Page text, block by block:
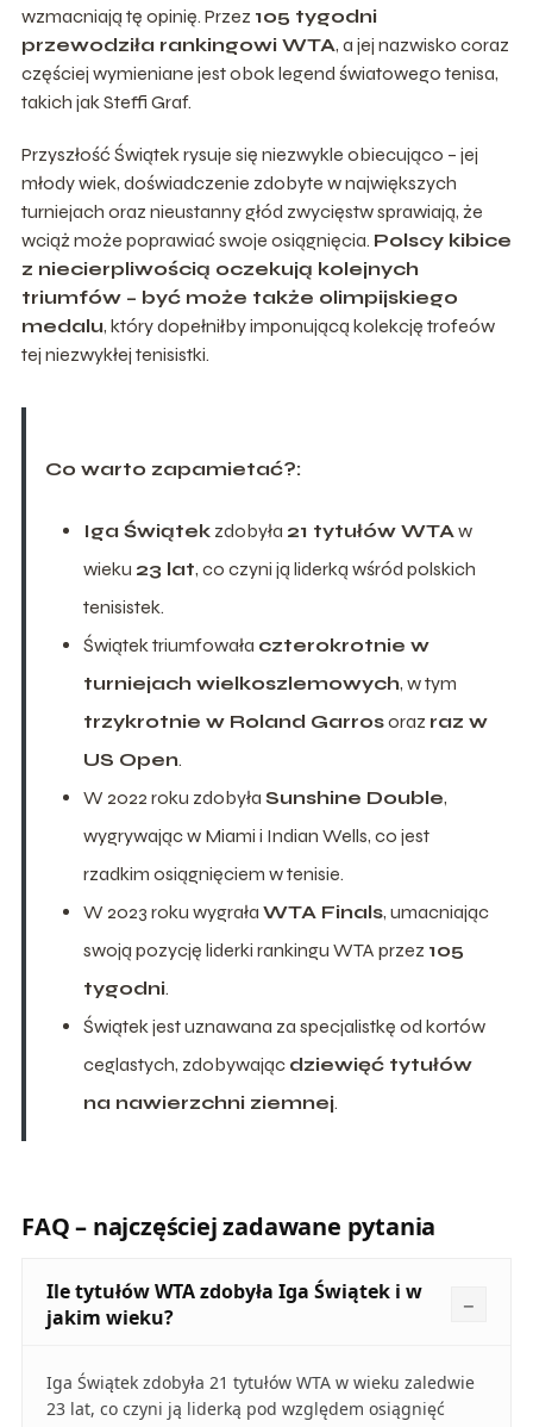
wzmacniają tę opinię. Przez 105 tygodni
przewodziła rankingowi WTA, a jej nazwisko coraz
częściej wymieniane jest obok legend światowego tenisa,
takich jak Steffi Graf.
Przyszłość Świątek rysuje się niezwykle obiecująco – jej
młody wiek, doświadczenie zdobyte w największych
turniejach oraz nieustanny głód zwycięstw sprawiają, że
wciąż może poprawiać swoje osiągnięcia. Polscy kibice
z niecierpliwością oczekują kolejnych
triumfów – być może także olimpijskiego
medalu, który dopełniłby imponującą kolekcję trofeów
tej niezwykłej tenisistki.
Co warto zapamietać?:
Iga Świątekzdobyła 21 tytułów WTAw
wieku 23 lat, co czyni ją liderką wśród polskich
tenisistek.
Świątek triumfowała czterokrotnie w
turniejach wielkoszlemowych, w tym
trzykrotnie w Roland Garrosoraz raz w
US Open.
W 2022 roku zdobyła Sunshine Double,
wygrywając w Miami i Indian Wells, co jest
rzadkim osiągnięciem w tenisie.
W 2023 roku wygrała WTA Finals, umacniając
swoją pozycję liderki rankingu WTA przez 105
tygodni.
Świątek jest uznawana za specjalistkę od kortów
ceglastych, zdobywając dziewięć tytułów
na nawierzchni ziemnej.
FAQ – najczęściej zadawane pytania
Ile tytułów WTA zdobyła Iga Świątek i w
jakim wieku?
Iga Świątek zdobyła 21 tytułów WTA w wieku zaledwie
23 lat, co czyni ją liderką pod względem osiągnięć